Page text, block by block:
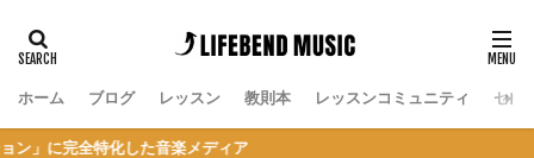
ホーム ブログ レッスン 教則本 レッスンコミュニティ セッ
全特化した音楽メディア